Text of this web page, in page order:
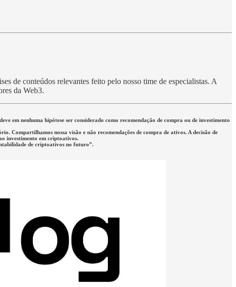
de conteúdos relevantes feito pelo nosso time de especialistas. A
da Web3.
em nenhuma hipótese ser considerado como recomendação de compra ou de investimento
Compartilhamos nossa visão e não recomendações de compra de ativos. A decisão de
investimento em criptoativos.
de criptoativos no futuro”.